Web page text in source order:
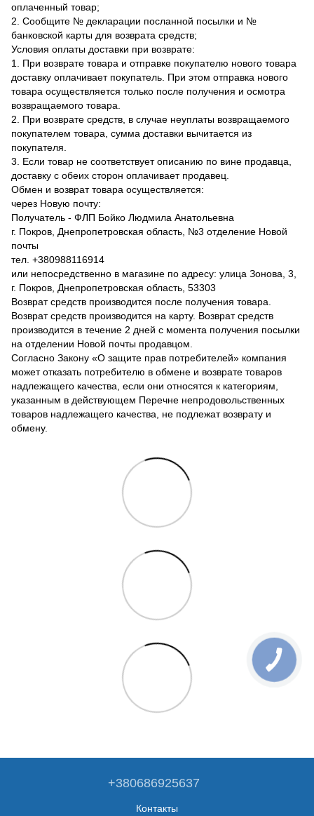
оплаченный товар;
2. Сообщите № декларации посланной посылки и №
банковской карты для возврата средств;
Условия оплаты доставки при возврате:
1. При возврате товара и отправке покупателю нового товара
доставку оплачивает покупатель. При этом отправка нового
товара осуществляется только после получения и осмотра
возвращаемого товара.
2. При возврате средств, в случае неуплаты возвращаемого
покупателем товара, сумма доставки вычитается из
покупателя.
3. Если товар не соответствует описанию по вине продавца,
доставку с обеих сторон оплачивает продавец.
Обмен и возврат товара осуществляется:
через Новую почту:
Получатель - ФЛП Бойко Людмила Анатольевна
г. Покров, Днепропетровская область, №3 отделение Новой
почты
тел. +380988116914
или непосредственно в магазине по адресу: улица Зонова, 3,
г. Покров, Днепропетровская область, 53303
Возврат средств производится после получения товара.
Возврат средств производится на карту. Возврат средств
производится в течение 2 дней с момента получения посылки
на отделении Новой почты продавцом.
Согласно Закону «О защите прав потребителей» компания
может отказать потребителю в обмене и возврате товаров
надлежащего качества, если они относятся к категориям,
указанным в действующем Перечне непродовольственных
товаров надлежащего качества, не подлежат возврату и
обмену.
+380686925637
Контакты